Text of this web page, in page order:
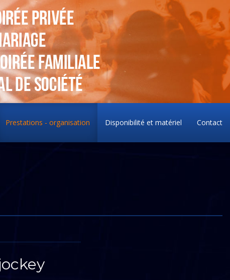
Prestations - organisation Disponibilité et matériel Contact